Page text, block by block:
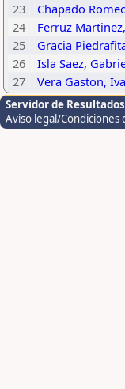
23
Chapado
24
Ferruz
25
Gracia
26
Isla Saez,
27
Vera Gaston,
Servidor de
Aviso legal/Condiciones